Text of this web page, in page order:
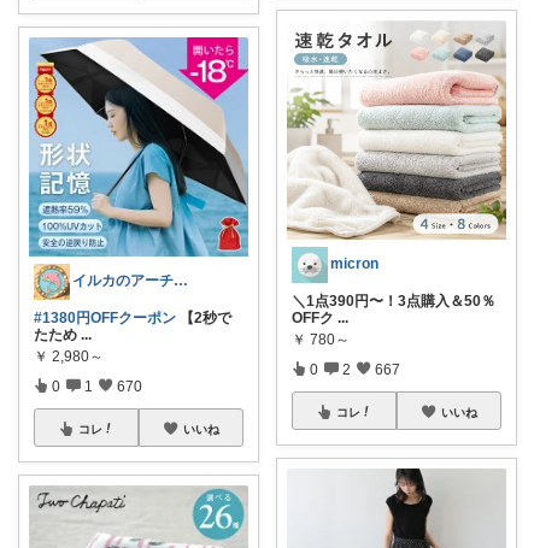
イルカのアーチ🐬🌈朝コレ
#1380円OFFクーポン 【2秒で
たため ...
￥ 2,980～
0 1 670
コレ いいね
micron
＼1点390円〜！3点購入＆50％
OFFク ...
￥ 780～
0 2 667
コレ いいね